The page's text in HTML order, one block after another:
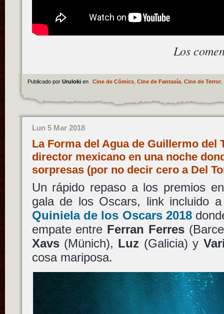
Los
Publicado por Uruloki en Cine de Cómics, Cine de Fantasía, Cine de Terror,
Lun 5 Mar 2018
La Forma del Agua de Guillermo del
director mexicano en una noche
sorpresas (por no decir cero a Del
Un rápido repaso a los premios
gala de los Oscars, link incluido
Quiniela de los Oscars 2018
empate entre Ferran Ferres
Xavs(Münich), Luz (Galicia) y
cosa mariposa.